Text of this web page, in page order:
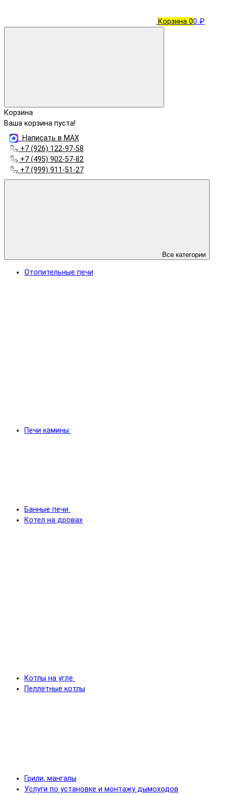
Корзина 00 ₽
Корзина
Ваша корзина пуста!
Написать в MAX
+7 (926) 122-97-58
+7 (495) 902-57-82
+7 (999) 911-51-27
Все категории
Отопительные печи
Печи камины
Банные печи
Котел на дровах
Котлы на угле
Пеллетные котлы
Грили, мангалы
Услуги по установке и монтажу дымоходов